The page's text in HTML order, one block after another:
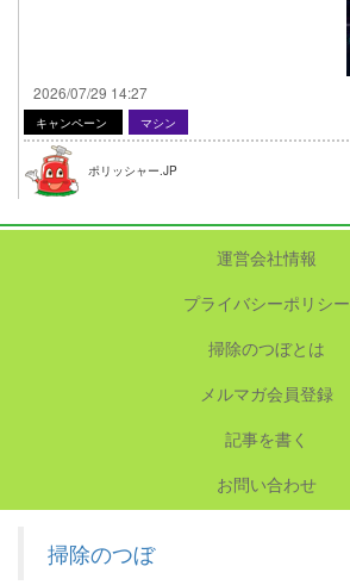
2026/07/29 14:27
キャンペーン マシン
ポリッシャー.JP
運営会社情報
プライバシーポリシー
掃除のつぼとは
メルマガ会員登録
記事を書く
お問い合わせ
掃除のつぼ